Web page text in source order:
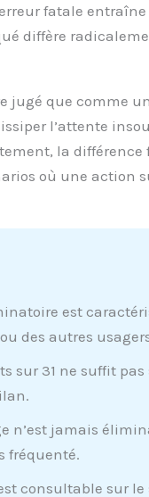
fatale
diffère
jugé que comme
l’attente
la
où une action
est
des autres
sur 31 ne suffit
n’est jamais
fréquenté.
consultable sur le